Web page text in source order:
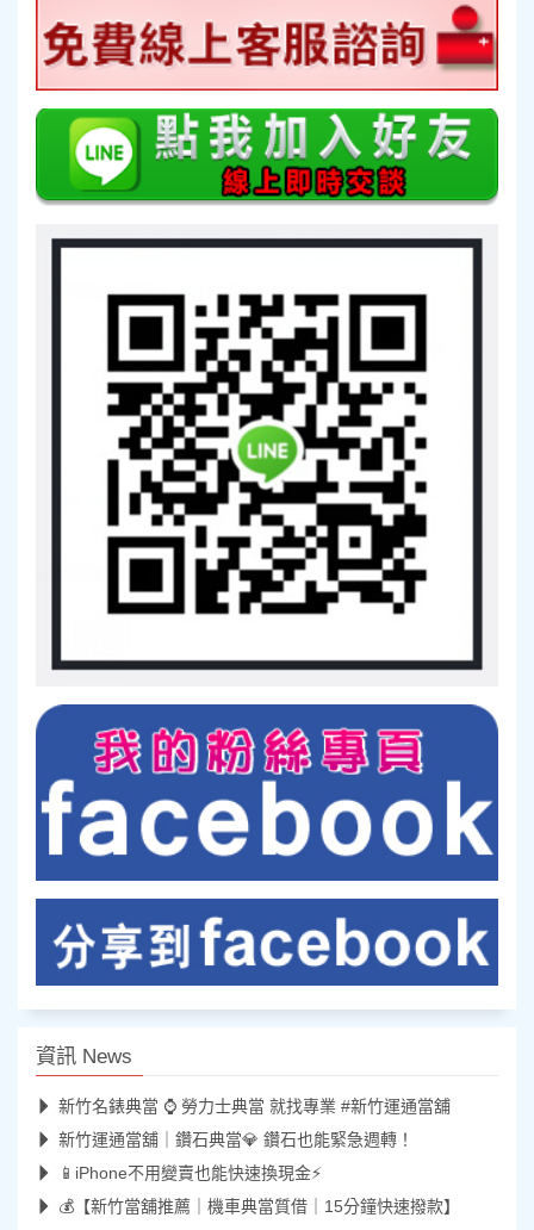
資訊 News
新竹名錶典當 ⌚ 勞力士典當 就找專業 #新竹運通當舖
新竹運通當舖｜鑽石典當💎 鑽石也能緊急週轉！
📱iPhone不用變賣也能快速換現金⚡
💰【新竹當舖推薦｜機車典當質借｜15分鐘快速撥款】